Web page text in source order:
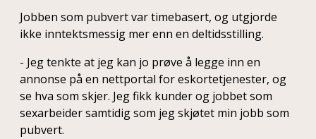
Jobben som pubvert var timebasert, og utgjorde
ikke inntektsmessig mer enn en deltidsstilling.
- Jeg tenkte at jeg kan jo prøve å legge inn en
annonse på en nettportal for eskortetjenester, og
se hva som skjer. Jeg fikk kunder og jobbet som
sexarbeider samtidig som jeg skjøtet min jobb som
pubvert.